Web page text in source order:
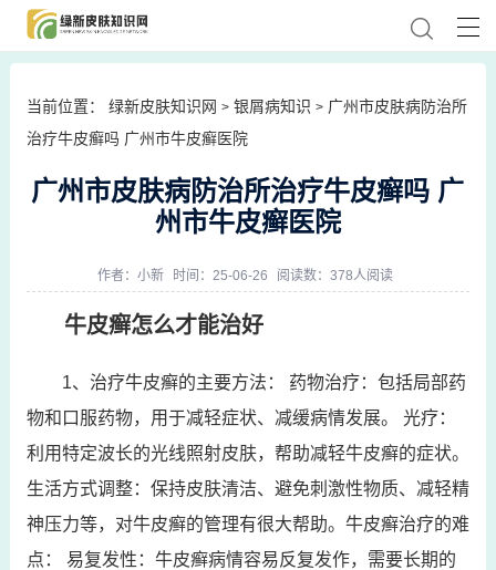
当前位置： 绿新皮肤知识网 > 银屑病知识 > 广州市皮肤病防治所
治疗牛皮癣吗 广州市牛皮癣医院
广州市皮肤病防治所治疗牛皮癣吗 广
州市牛皮癣医院
作者： 小新 时间：25-06-26 阅读数：378人阅读
牛皮癣怎么才能治好
1、治疗牛皮癣的主要方法： 药物治疗：包括局部药
物和口服药物，用于减轻症状、减缓病情发展。 光疗：
利用特定波长的光线照射皮肤，帮助减轻牛皮癣的症状。
生活方式调整：保持皮肤清洁、避免刺激性物质、减轻精
神压力等，对牛皮癣的管理有很大帮助。牛皮癣治疗的难
点： 易复发性：牛皮癣病情容易反复发作，需要长期的